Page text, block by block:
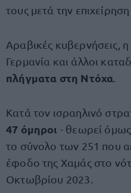
τους μετά την
Αραβικές κυβερνήσεις,
Γερμανία και άλλοι
πλήγματα στη Ντόχα
Κατά τον ισραηλινό
47 όμηροι - θεωρεί όμως
το σύνολο των 251 που
έφοδο της Χαμάς στο
Οκτωβρίου 2023.